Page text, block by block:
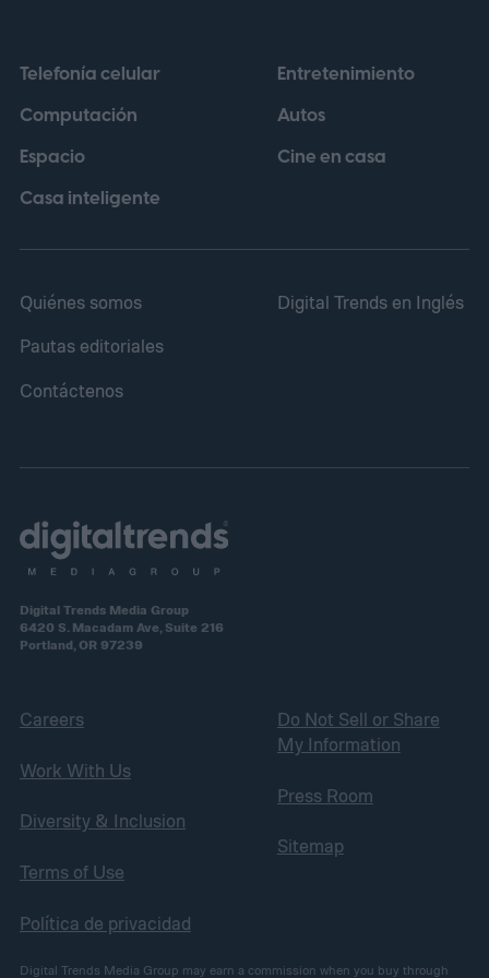
Telefonía celular
Computación
Espacio
Casa inteligente
Entretenimiento
Autos
Cine en casa
Quiénes somos
Pautas editoriales
Contáctenos
Digital Trends en Inglés
Digital Trends Media Group
6420 S. Macadam Ave, Suite 216
Portland, OR 97239
Careers
Work With Us
Diversity & Inclusion
Terms of Use
Política de privacidad
Do Not Sell or Share
My Information
Press Room
Sitemap
Digital Trends Media Group may earn a commission when you buy through